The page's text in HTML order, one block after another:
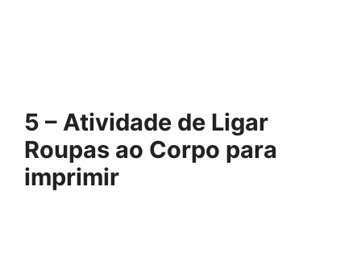
5 – Atividade de Ligar
Roupas ao Corpo para
imprimir